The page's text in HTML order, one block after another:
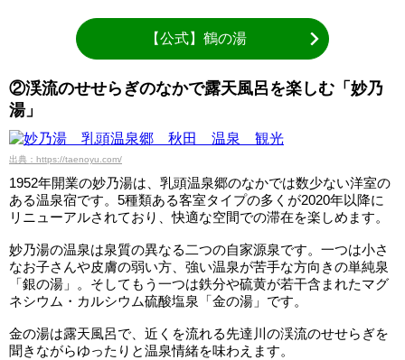
【公式】鶴の湯
②渓流のせせらぎのなかで露天風呂を楽しむ「妙乃
湯」
出典：https://taenoyu.com/
1952年開業の妙乃湯は、乳頭温泉郷のなかでは数少ない洋室の
ある温泉宿です。5種類ある客室タイプの多くが2020年以降に
リニューアルされており、快適な空間での滞在を楽しめます。
妙乃湯の温泉は泉質の異なる二つの自家源泉です。一つは小さ
なお子さんや皮膚の弱い方、強い温泉が苦手な方向きの単純泉
「銀の湯」。そしてもう一つは鉄分や硫黄が若干含まれたマグ
ネシウム・カルシウム硫酸塩泉「金の湯」です。
金の湯は露天風呂で、近くを流れる先達川の渓流のせせらぎを
聞きながらゆったりと温泉情緒を味わえます。